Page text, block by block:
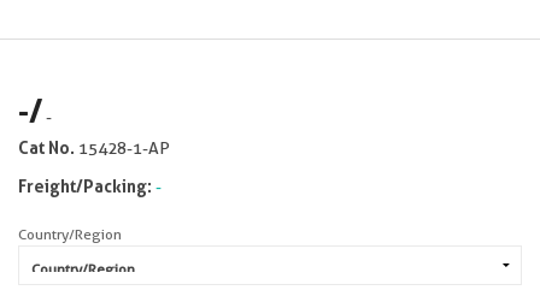
-/-
Cat No. 15428-1-AP
Freight/Packing: -
Country/Region